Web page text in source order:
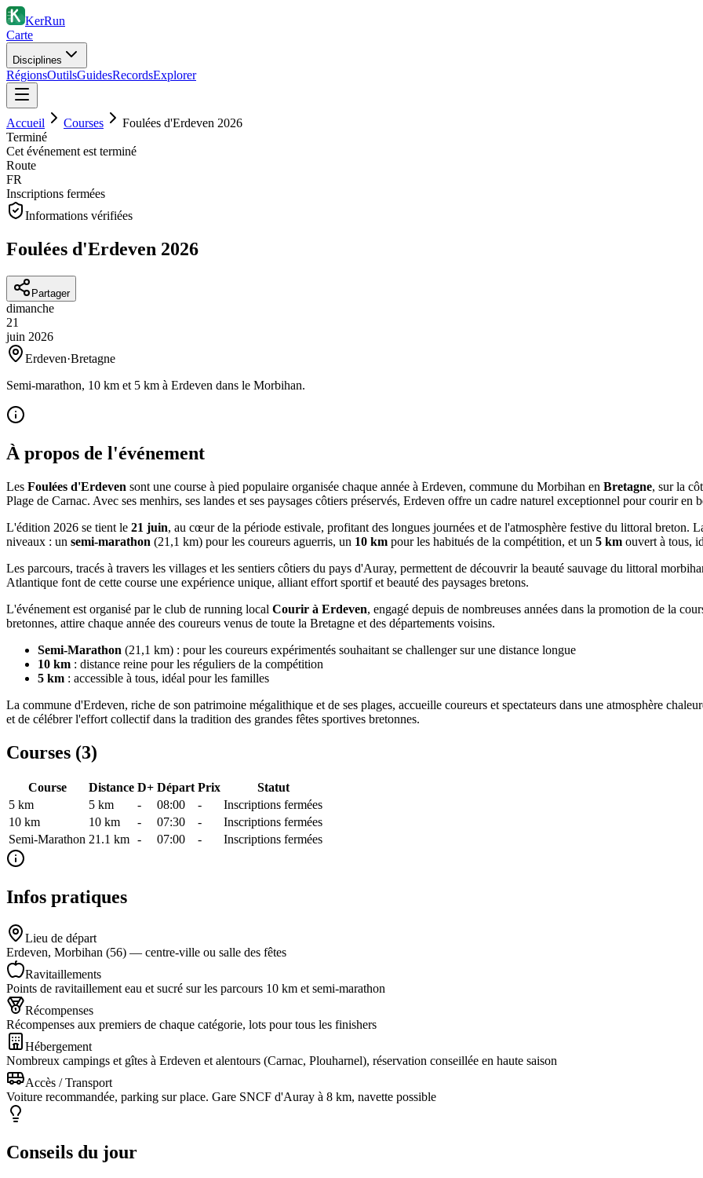
KerRun
Carte
Disciplines
RégionsOutilsGuidesRecordsExplorer
Accueil Courses
Foulées d'Erdeven 2026
Terminé
Cet événement est terminé
Route
FR
Inscriptions fermées
Informations vérifiées
Foulées d'Erdeven 2026
Partager
dimanche
21
juin 2026
Erdeven·Bretagne
Semi-marathon, 10 km et 5 km à Erdeven dans le Morbihan.
À propos de l'événement
Les Foulées d'Erdeven sont une course à pied populaire organisée chaque année à Erdeven, commune du Morbihan en Bretagne, sur la
Plage de Carnac. Avec ses menhirs, ses landes et ses paysages côtiers préservés, Erdeven offre un cadre naturel exceptionnel pour courir en
L'édition 2026 se tient le 21 juin, au cœur de la période estivale, profitant des longues journées et de l'atmosphère festive du littoral breton.
niveaux : un semi-marathon (21,1 km) pour les coureurs aguerris, un 10 km pour les habitués de la compétition, et un 5 km ouvert à tous,
Les parcours, tracés à travers les villages et les sentiers côtiers du pays d'Auray, permettent de découvrir la beauté sauvage du littoral
Atlantique font de cette course une expérience unique, alliant effort sportif et beauté des paysages bretons.
L'événement est organisé par le club de running local Courir à Erdeven, engagé depuis de nombreuses années dans la promotion de la
bretonnes, attire chaque année des coureurs venus de toute la Bretagne et des départements voisins.
Semi-Marathon (21,1 km) : pour les coureurs expérimentés souhaitant se challenger sur une distance longue
10 km : distance reine pour les réguliers de la compétition
5 km : accessible à tous, idéal pour les familles
La commune d'Erdeven, riche de son patrimoine mégalithique et de ses plages, accueille coureurs et spectateurs dans une atmosphère
et de célébrer l'effort collectif dans la tradition des grandes fêtes sportives bretonnes.
Courses (3)
Course Distance D+ Départ Prix
Statut
5 km
5 km - 08:00 -
Inscriptions fermées
10 km
10 km - 07:30 -
Inscriptions fermées
Semi-Marathon 21.1 km - 07:00 - Inscriptions fermées
Infos pratiques
Lieu de départ
Erdeven, Morbihan (56) — centre-ville ou salle des fêtes
Ravitaillements
Points de ravitaillement eau et sucré sur les parcours 10 km et semi-marathon
Récompenses
Récompenses aux premiers de chaque catégorie, lots pour tous les finishers
Hébergement
Nombreux campings et gîtes à Erdeven et alentours (Carnac, Plouharnel), réservation conseillée en haute saison
Accès / Transport
Voiture recommandée, parking sur place. Gare SNCF d'Auray à 8 km, navette possible
Conseils du jour